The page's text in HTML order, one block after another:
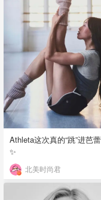
Athleta这次真的“跳”进芭
✨
北美时尚君